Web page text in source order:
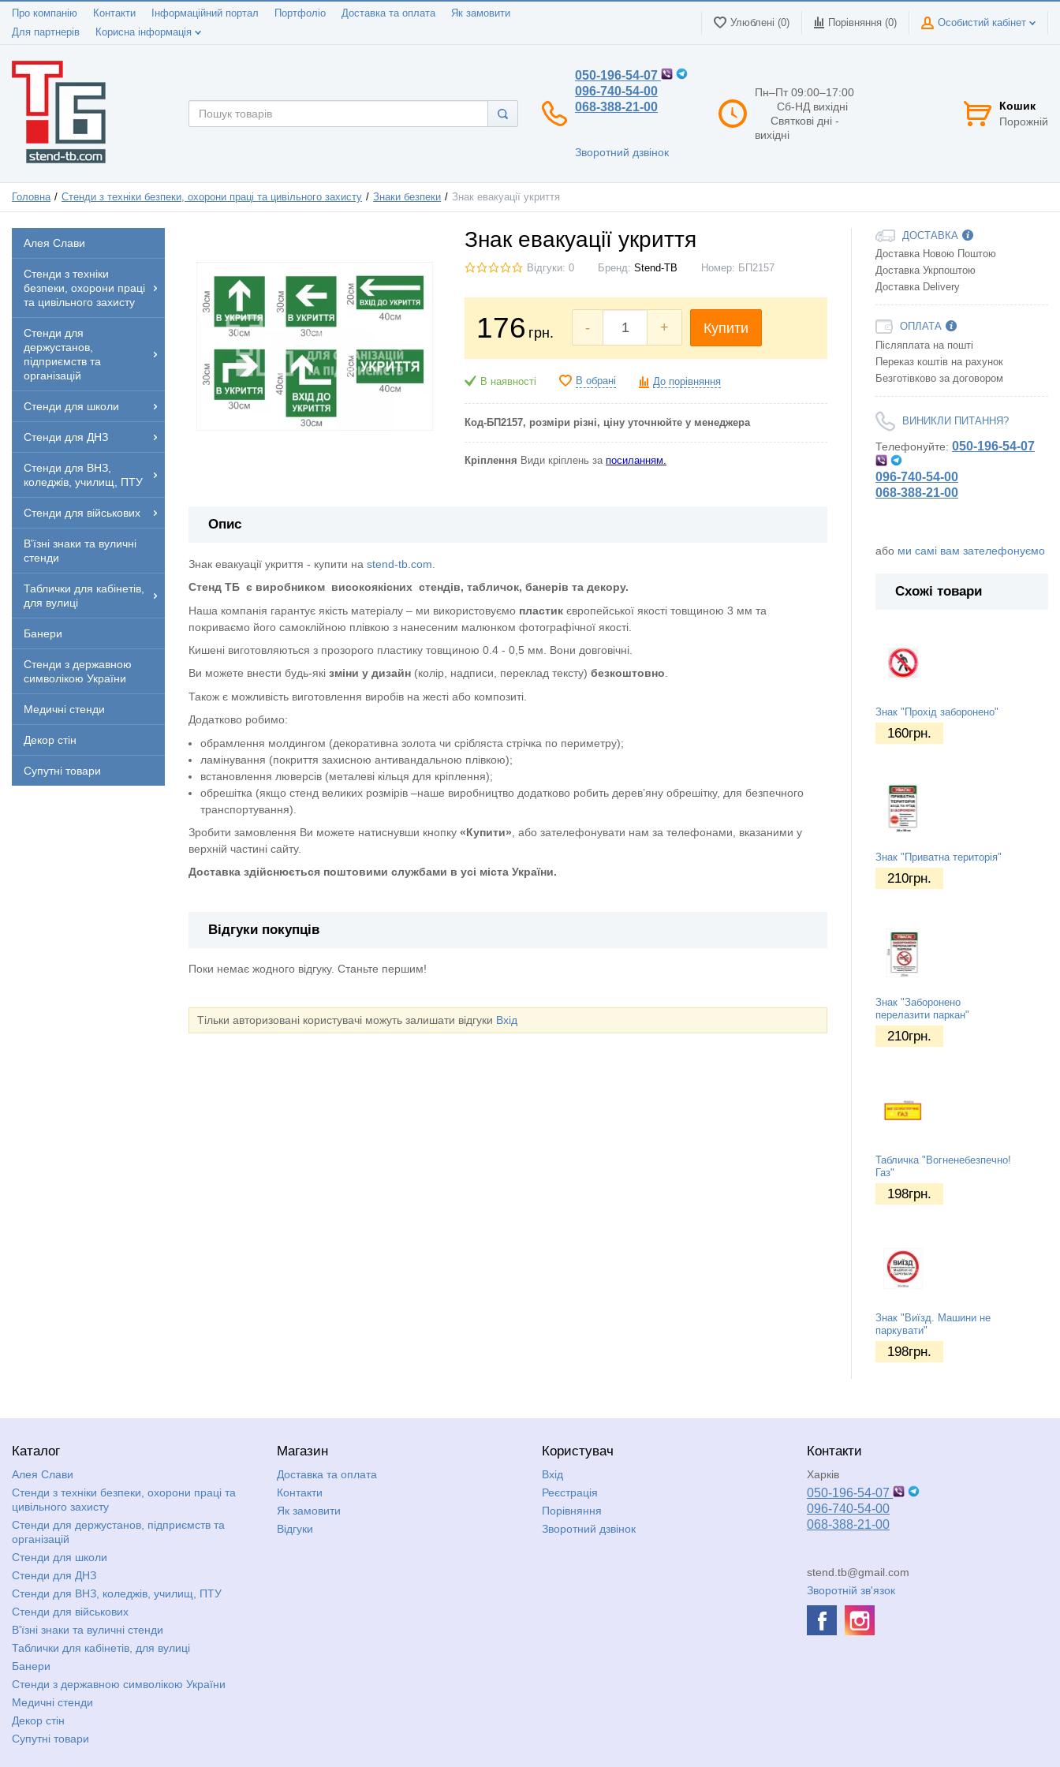
Про компанію Контакти Інформаційний портал Портфоліо Доставка та оплата
Як замовити
Для партнерів
Корисна інформація
Улюблені (0) Порівняння (0) Особистий кабінет
050-196-54-07
096-740-54-00
068-388-21-00
Зворотний дзвінок
Пн–Пт 09:00–17:00
Сб-НД вихідні
Святкові дні -
вихідні
Кошик
Порожній
Головна Стенди з техніки безпеки, охорони праці та цивільного захисту Знаки безпеки Знак евакуації укриття
Алея Слави
Стенди з техніки
безпеки, охорони праці
та цивільного захисту
Стенди для
держустанов,
підприємств та
організацій
Стенди для школи
Стенди для ДНЗ
Стенди для ВНЗ,
коледжів, училищ, ПТУ
Стенди для військових
В'їзні знаки та вуличні
стенди
Таблички для кабінетів,
для вулиці
Банери
Стенди з державною
символікою України
Медичні стенди
Декор стін
Супутні товари
Знак евакуації укриття
Відгуки: 0 Бренд: Stend-TB Номер: БП2157
176 грн. - + Купити
В наявності В обрані До порівняння
Код-БП2157, розміри різні, ціну уточнюйте у менеджера
Кріплення Види кріплень за посиланням.
Опис
Знак евакуації укриття - купити на stend-tb.com.
Стенд ТБ є виробником високоякісних стендів, табличок, банерів та декору.
Наша компанія гарантує якість матеріалу – ми використовуємо пластик європейської якості товщиною 3 мм та
покриваємо його самоклійною плівкою з нанесеним малюнком фотографічної якості.
Кишені виготовляються з прозорого пластику товщиною 0.4 - 0,5 мм. Вони довговічні.
Ви можете внести будь-які зміни у дизайн (колір, надписи, переклад тексту) безкоштовно.
Також є можливість виготовлення виробів на жесті або композиті.
Додатково робимо:
обрамлення молдингом (декоративна золота чи срібляста стрічка по периметру);
ламінування (покриття захисною антивандальною плівкою);
встановлення люверсів (металеві кільця для кріплення);
обрешітка (якщо стенд великих розмірів –наше виробництво додатково робить дерев’яну обрешітку, для безпечного
транспортування).
Зробити замовлення Ви можете натиснувши кнопку «Купити» , або зателефонувати нам за телефонами, вказаними у
верхній частині сайту.
Доставка здійснюється поштовими службами в усі міста України.
Відгуки покупців
Поки немає жодного відгуку. Станьте першим!
Тільки авторизовані користувачі можуть залишати відгуки Вхід
ДОСТАВКА
Доставка Новою Поштою
Доставка Укрпоштою
Доставка Delivery
ОПЛАТА
Післяплата на пошті
Переказ коштів на рахунок
Безготівково за договором
ВИНИКЛИ ПИТАННЯ?
Телефонуйте: 050-196-54-07
096-740-54-00
068-388-21-00
або ми самі вам зателефонуємо
Схожі товари
Знак "Прохід заборонено"
160грн.
Знак "Приватна територія"
210грн.
Знак "Заборонено
перелазити паркан"
210грн.
Табличка "Вогненебезпечно!
Газ"
198грн.
Знак "Виїзд. Машини не
паркувати"
198грн.
Каталог
Алея Слави
Стенди з техніки безпеки, охорони праці та
цивільного захисту
Стенди для держустанов, підприємств та
організацій
Стенди для школи
Стенди для ДНЗ
Стенди для ВНЗ, коледжів, училищ, ПТУ
Стенди для військових
В'їзні знаки та вуличні стенди
Таблички для кабінетів, для вулиці
Банери
Стенди з державною символікою України
Медичні стенди
Декор стін
Супутні товари
Магазин
Доставка та оплата
Контакти
Як замовити
Відгуки
Користувач
Вхід
Реєстрація
Порівняння
Зворотний дзвінок
Контакти
Харків
050-196-54-07
096-740-54-00
068-388-21-00
stend.tb@gmail.com
Зворотній зв'язок